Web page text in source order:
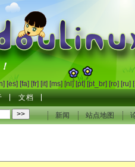
[es] [fa] [fr] [it] [ms] [nl] [pt] [pt_br] [ro] [ru]
文档
新闻 站点地图